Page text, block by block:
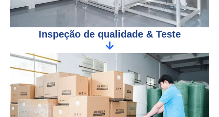
Inspeção de qualidade & Teste